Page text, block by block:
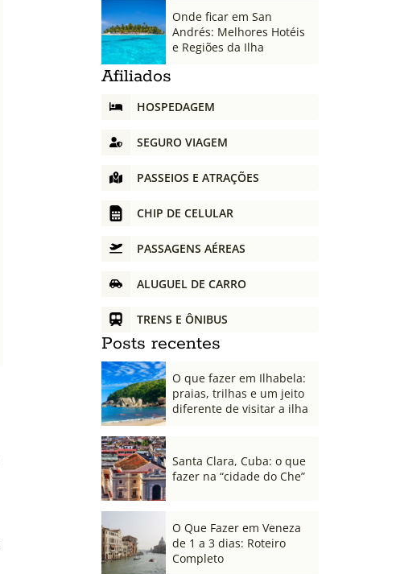
Onde ficar em San
Andrés: Melhores Hotéis
e Regiões da Ilha
Afiliados
HOSPEDAGEM
SEGURO VIAGEM
PASSEIOS E ATRAÇÕES
CHIP DE CELULAR
PASSAGENS AÉREAS
ALUGUEL DE CARRO
TRENS E ÔNIBUS
Posts recentes
O que fazer em Ilhabela:
praias, trilhas e um jeito
diferente de visitar a ilha
Santa Clara, Cuba: o que
fazer na “cidade do Che”
O Que Fazer em Veneza
de 1 a 3 dias: Roteiro
Completo